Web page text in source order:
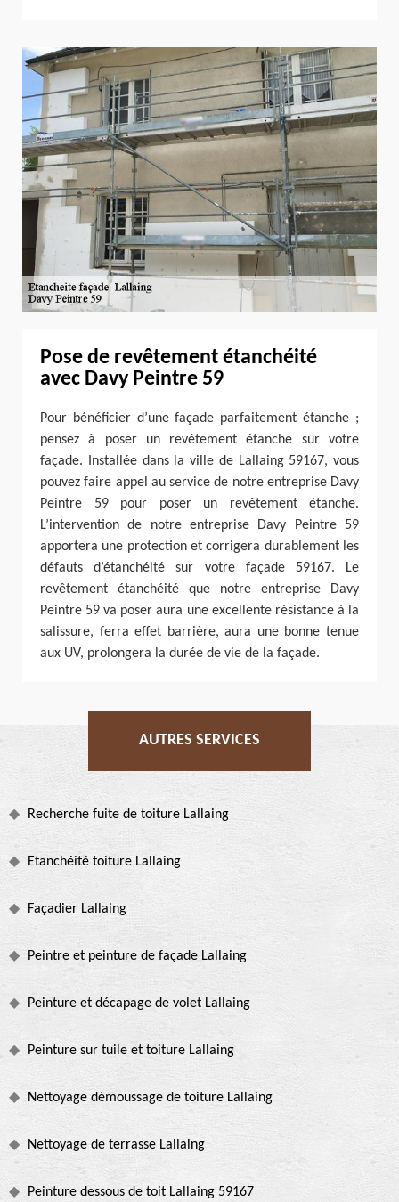
Pose de revêtement étanchéité
avec Davy Peintre 59
Pour bénéficier d’une façade parfaitement étanche ;
pensez à poser un revêtement étanche sur votre
façade. Installée dans la ville de Lallaing 59167, vous
pouvez faire appel au service de notre entreprise Davy
Peintre 59 pour poser un revêtement étanche.
L’intervention de notre entreprise Davy Peintre 59
apportera une protection et corrigera durablement les
défauts d’étanchéité sur votre façade 59167. Le
revêtement étanchéité que notre entreprise Davy
Peintre 59 va poser aura une excellente résistance à la
salissure, ferra effet barrière, aura une bonne tenue
aux UV, prolongera la durée de vie de la façade.
AUTRES SERVICES
Recherche fuite de toiture Lallaing
Etanchéité toiture Lallaing
Façadier Lallaing
Peintre et peinture de façade Lallaing
Peinture et décapage de volet Lallaing
Peinture sur tuile et toiture Lallaing
Nettoyage démoussage de toiture Lallaing
Nettoyage de terrasse Lallaing
Peinture dessous de toit Lallaing 59167